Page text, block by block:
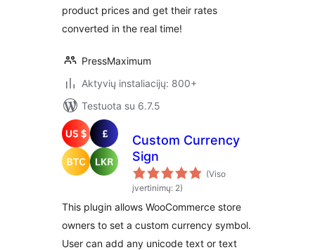
product prices and get their rates
converted in the real time!
PressMaximum
Aktyvių instaliacijų: 800+
Testuota su 6.7.5
Custom Currency
Sign
(Viso
įvertinimų: 2)
This plugin allows WooCommerce store
owners to set a custom currency symbol.
User can add any unicode text or text